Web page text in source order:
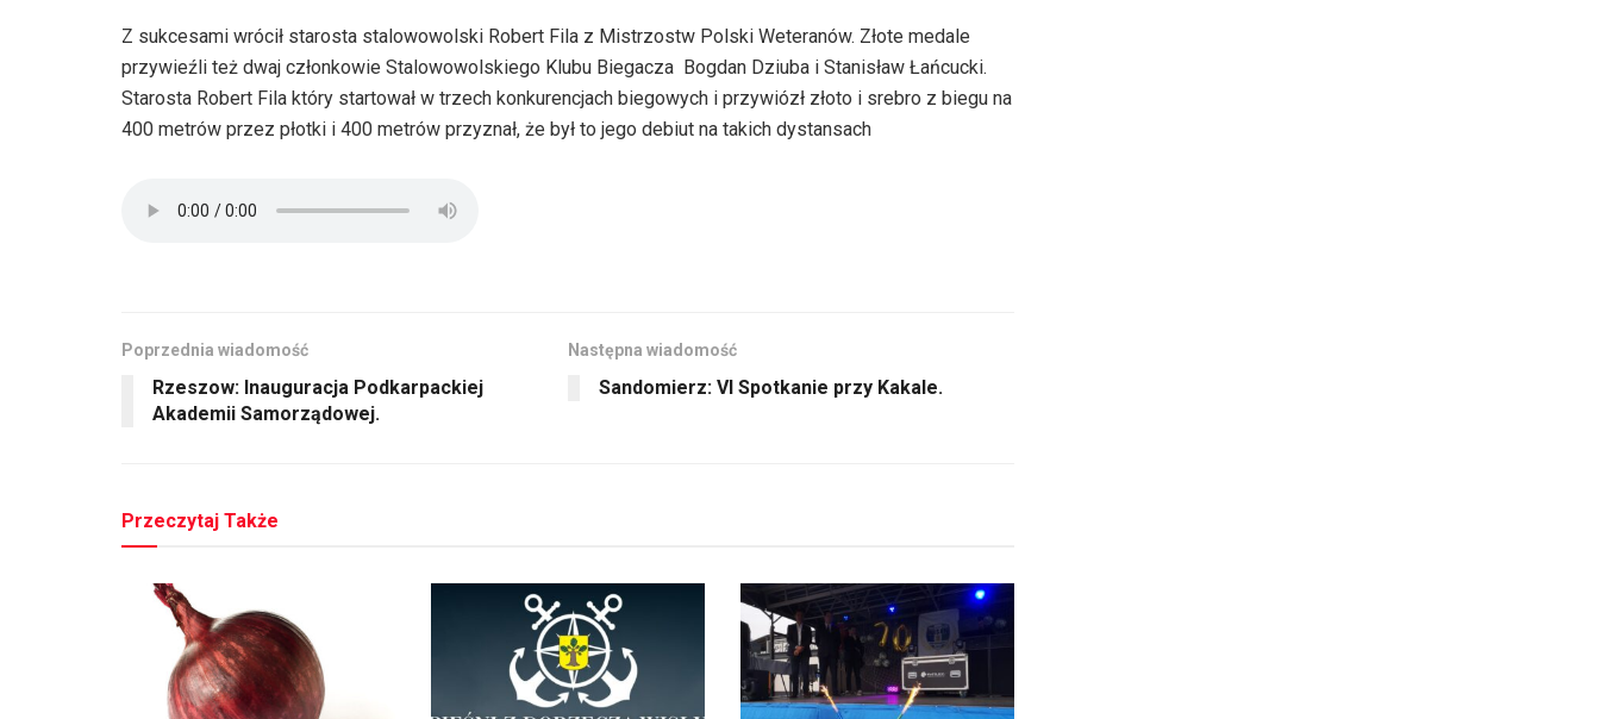
Z sukcesami wrócił starosta stalowowolski Robert Fila z Mistrzostw Polski Weteranów. Złote medale
przywieźli też dwaj członkowie Stalowowolskiego Klubu Biegacza  Bogdan Dziuba i Stanisław Łańcucki.
Starosta Robert Fila który startował w trzech konkurencjach biegowych i przywiózł złoto i srebro z biegu na
400 metrów przez płotki i 400 metrów przyznał, że był to jego debiut na takich dystansach
Poprzednia wiadomość
Rzeszow: Inauguracja Podkarpackiej
Akademii Samorządowej.
Następna wiadomość
Sandomierz: VI Spotkanie przy Kakale.
Przeczytaj Także